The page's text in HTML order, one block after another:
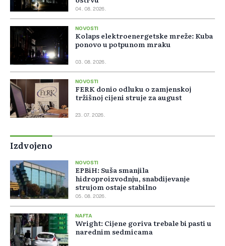
04. 08. 2026.
NOVOSTI
Kolaps elektroenergetske mreže: Kuba
ponovo u potpunom mraku
03. 08. 2026.
NOVOSTI
FERK donio odluku o zamjenskoj
tržišnoj cijeni struje za august
23. 07. 2026.
Izdvojeno
NOVOSTI
EPBiH: Suša smanjila
hidroproizvodnju, snabdijevanje
strujom ostaje stabilno
05. 08. 2026.
NAFTA
Wright: Cijene goriva trebale bi pasti u
narednim sedmicama